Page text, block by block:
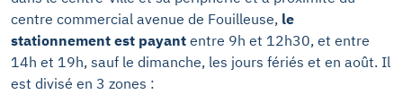
centre commercial avenue de Fouilleuse, le
stationnement est payant entre 9h et 12h30, et entre
14h et 19h, sauf le dimanche, les jours fériés et en août. Il
est divisé en 3 zones :